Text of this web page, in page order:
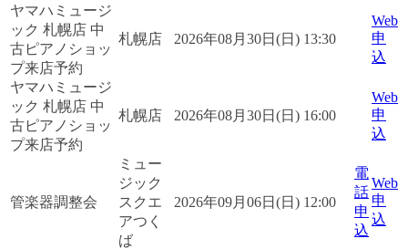
ヤマハミュージ
ック 札幌店 中
古ピアノショッ
プ来店予約
札幌店 2026年08月30日(日) 13:30
Web
申
込
ヤマハミュージ
ック 札幌店 中
古ピアノショッ
プ来店予約
札幌店 2026年08月30日(日) 16:00
Web
申
込
管楽器調整会
ミュー
ジック
スクエ
アつく
ば
2026年09月06日(日) 12:00
電
話
申
込
Web
申
込